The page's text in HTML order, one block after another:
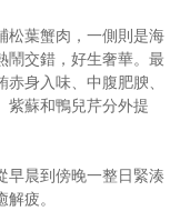
松葉蟹肉，一側則是海
鬧交錯，好生奢華。最
身入味、中腹肥腴、
紫蘇和鴨兒芹分外提
早晨到傍晚一整日緊湊
疲。